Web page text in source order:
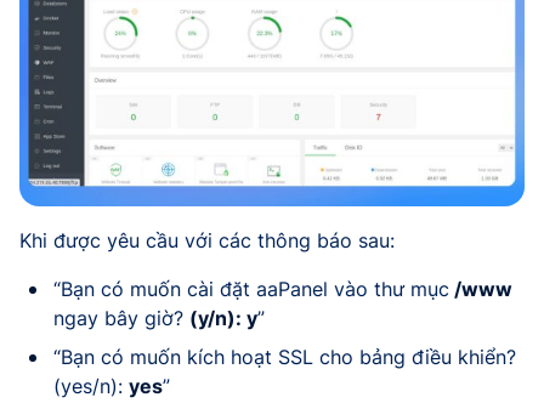
Khi được yêu cầu với các thông báo sau:
“Bạn có muốn cài đặt aaPanel vào thư mục /www
ngay bây giờ? (y/n): y”
“Bạn có muốn kích hoạt SSL cho bảng điều khiển?
(yes/n): yes”